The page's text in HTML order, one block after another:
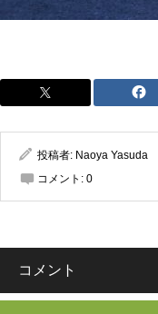
投稿者: Naoya Yasuda
コメント: 0
コメント